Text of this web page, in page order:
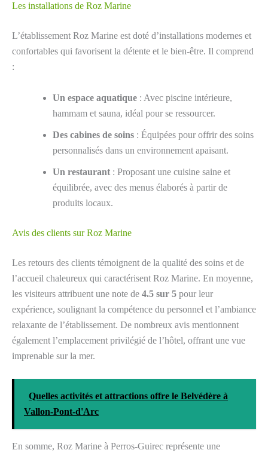
Les installations de Roz Marine
L’établissement Roz Marine est doté d’installations modernes et
confortables qui favorisent la détente et le bien-être. Il comprend
:
Un espace aquatique : Avec piscine intérieure,
hammam et sauna, idéal pour se ressourcer.
Des cabines de soins : Équipées pour offrir des soins
personnalisés dans un environnement apaisant.
Un restaurant : Proposant une cuisine saine et
équilibrée, avec des menus élaborés à partir de
produits locaux.
Avis des clients sur Roz Marine
Les retours des clients témoignent de la qualité des soins et de
l’accueil chaleureux qui caractérisent Roz Marine. En moyenne,
les visiteurs attribuent une note de 4.5 sur 5 pour leur
expérience, soulignant la compétence du personnel et l’ambiance
relaxante de l’établissement. De nombreux avis mentionnent
également l’emplacement privilégié de l’hôtel, offrant une vue
imprenable sur la mer.
Quelles activités et attractions offre le Belvédère à
Vallon-Pont-d'Arc
En somme, Roz Marine à Perros-Guirec représente une